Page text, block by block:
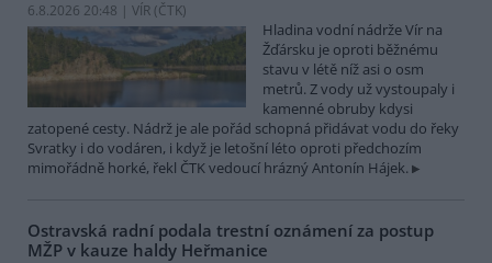
6.8.2026 20:48 | VÍR (ČTK)
Hladina vodní nádrže Vír na
Žďársku je oproti běžnému
stavu v létě níž asi o osm
metrů. Z vody už vystoupaly i
kamenné obruby kdysi
zatopené cesty. Nádrž je ale pořád schopná přidávat vodu do řeky
Svratky i do vodáren, i když je letošní léto oproti předchozím
mimořádně horké, řekl ČTK vedoucí hrázný Antonín Hájek.
Ostravská radní podala trestní oznámení za postup
MŽP v kauze haldy Heřmanice